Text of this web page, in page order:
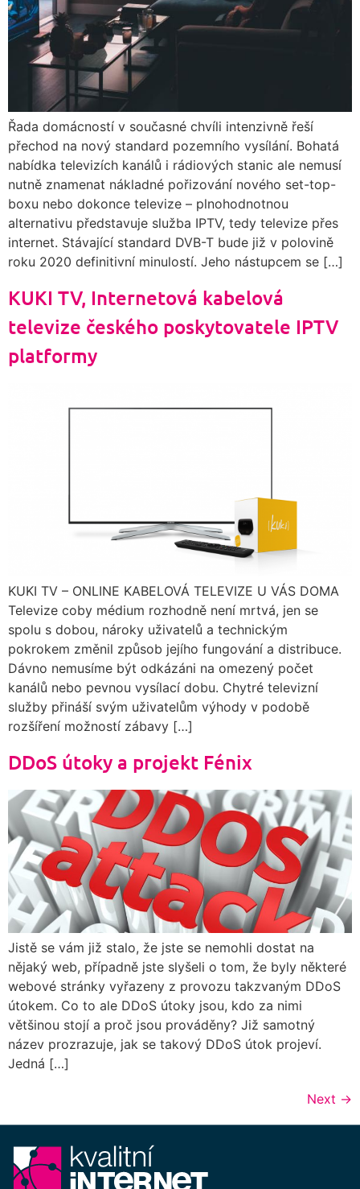
Řada domácností v současné chvíli intenzivně řeší
přechod na nový standard pozemního vysílání. Bohatá
nabídka televizích kanálů i rádiových stanic ale nemusí
nutně znamenat nákladné pořizování nového set-top-
boxu nebo dokonce televize – plnohodnotnou
alternativu představuje služba IPTV, tedy televize přes
internet. Stávající standard DVB-T bude již v polovině
roku 2020 definitivní minulostí. Jeho nástupcem se […]
KUKI TV, Internetová kabelová
televize českého poskytovatele IPTV
platformy
KUKI TV – ONLINE KABELOVÁ TELEVIZE U VÁS DOMA
Televize coby médium rozhodně není mrtvá, jen se
spolu s dobou, nároky uživatelů a technickým
pokrokem změnil způsob jejího fungování a distribuce.
Dávno nemusíme být odkázáni na omezený počet
kanálů nebo pevnou vysílací dobu. Chytré televizní
služby přináší svým uživatelům výhody v podobě
rozšíření možností zábavy […]
DDoS útoky a projekt Fénix
Jistě se vám již stalo, že jste se nemohli dostat na
nějaký web, případně jste slyšeli o tom, že byly některé
webové stránky vyřazeny z provozu takzvaným DDoS
útokem. Co to ale DDoS útoky jsou, kdo za nimi
většinou stojí a proč jsou prováděny? Již samotný
název prozrazuje, jak se takový DDoS útok projeví.
Jedná […]
Next →